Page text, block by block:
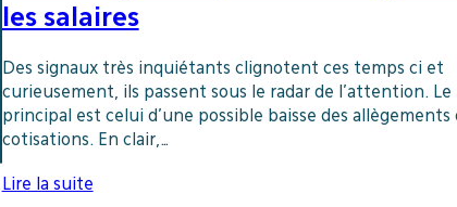
les salaires
Des signaux très inquiétants clignotent ces temps ci et
curieusement, ils passent sous le radar de l’attention. Le
principal est celui d’une possible baisse des allègements
cotisations. En clair,…
Lire la suite